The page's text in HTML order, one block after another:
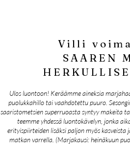
Villi
SAAREN
Ulos luontoon! Keräämme aineksia
puolukkahillo tai vaahdotettu puuro.
saaristometsien superruoasta syntyy makeita
teemme yhdessä luontokävelyn, jonka
erityispiirteiden lisäksi paljon myös
matkan varrella. (Marjakausi: heinäkuun